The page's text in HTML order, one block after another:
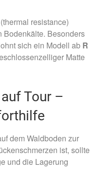
resistance)
Bodenkälte. Besonders
sich ein Modell ab R
Matte
Tour –
dem Waldboden zur
ist, sollte
und die Lagerung